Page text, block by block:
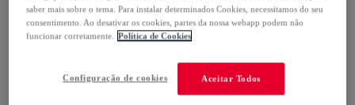
Serviço personalizado
Responde ao questionário e personaliza o serviço às tuas
Escolher o dia e a hora (e relaxar)
saber mais sobre o tema. Para instalar determinados Cookies, necessitamos do seu
consentimento. Ao desativar os cookies, partes da nossa webapp podem não
funcionar corretamente. Política de Cookies
Aceitar Todos
Configuração de cookies